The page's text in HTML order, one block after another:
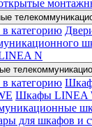
категорию
N
категорию
Шкафы LINEA
для шкафов и